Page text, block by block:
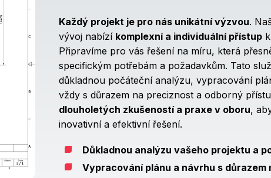
Každý projekt je pro nás unikátní výzvou.
vývoj nabízí komplexní a individuální přístup
Připravíme pro vás řešení na míru, která
specifickým potřebám a požadavkům. Tato
důkladnou počáteční analýzu, vypracování
vždy s důrazem na preciznost a odborný
dlouholetých zkušeností a praxe v oboru,
inovativní a efektivní řešení.
Důkladnou analýzu vašeho projektu a
Vypracování plánu a návrhu s důrazem